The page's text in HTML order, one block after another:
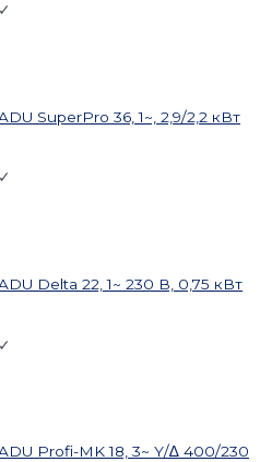
SuperPro 36, 1~, 2,9/2,2 кВт
Delta 22, 1~ 230 В, 0,75 кВт
Profi-MK 18, 3~ Y/∆ 400/230